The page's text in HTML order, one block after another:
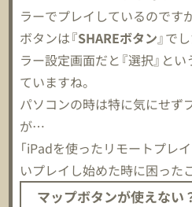
ラーでプレイしているのです
ボタンは『SHAREボタン』で
ラー設定画面だと『選択』と
ていますね。
パソコンの時は特に気にせず
が…
「iPadを使ったリモートプレ
いプレイし始めた時に困った
マップボタンが使えない